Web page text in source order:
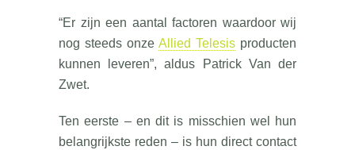
“Er zijn een aantal factoren waardoor wij
nog steeds onze Allied Telesis producten
kunnen leveren”, aldus Patrick Van der
Zwet.
Ten eerste – en dit is misschien wel hun
belangrijkste reden – is hun direct contact